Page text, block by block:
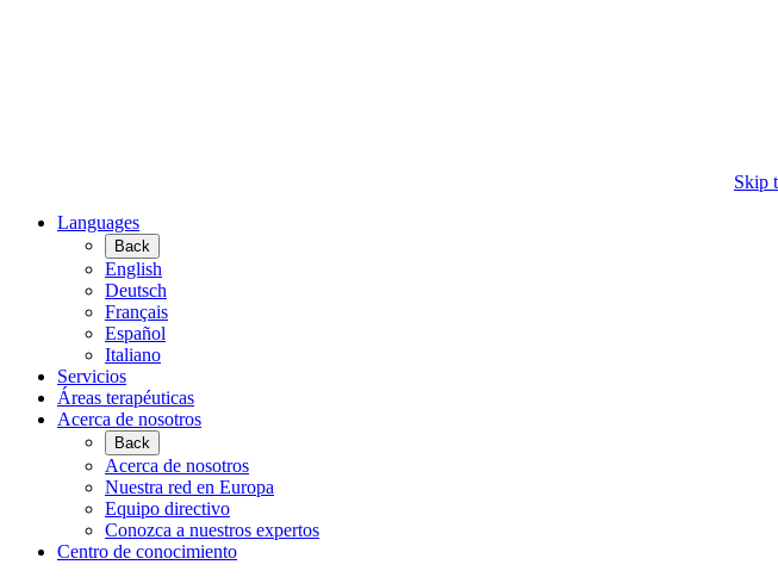
Skip
Languages
Back
English
Deutsch
Français
Español
Italiano
Servicios
Áreas terapéuticas
Acerca de nosotros
Back
Acerca de nosotros
Nuestra red en Europa
Equipo directivo
Conozca a nuestros expertos
Centro de conocimiento